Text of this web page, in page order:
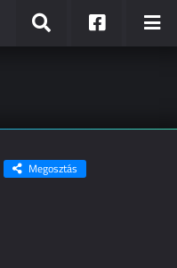
Megosztás